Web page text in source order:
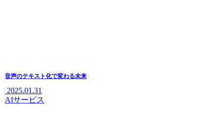
音声のテキスト化で変わる未来
2025.01.31
AIサービス